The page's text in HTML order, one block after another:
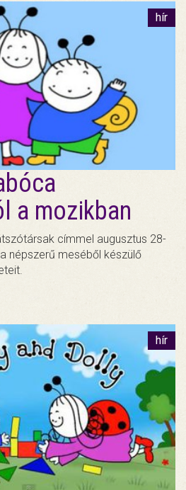
hír
a mozikban
címmel augusztus 28-
népszerű meséből készülő
hír